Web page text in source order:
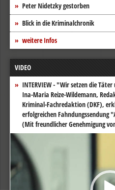
Peter Nidetzky gestorben
Blick in die Kriminalchronik
weitere Infos
VIDEO
INTERVIEW - "Wir setzen die
Ina-Maria Reize-Wildemann,
Kriminal-Fachredaktion (DKF),
erfolgreichen Fahndungssendung
(Mit freundlicher Genehmigung
Video-
Player